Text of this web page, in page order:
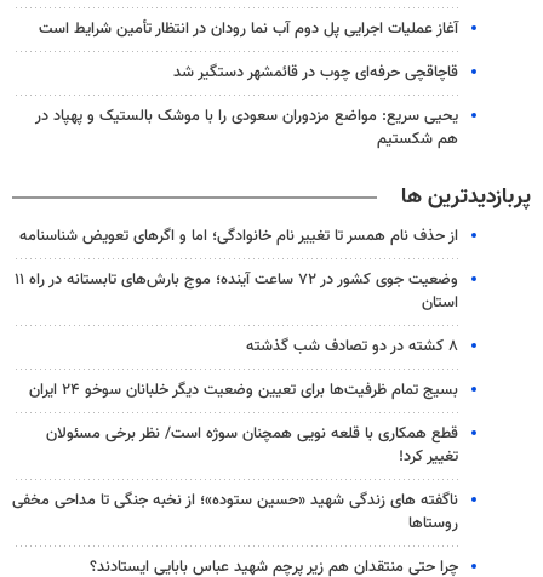
آغاز عملیات اجرایی پل دوم آب نما رودان در انتظار تأمین شرایط است
قاچاقچی حرفه‌ای چوب در قائمشهر دستگیر شد
یحیی سریع: مواضع مزدوران سعودی را با موشک بالستیک و پهپاد در
هم شکستیم
پربازدیدترین ها
از حذف نام همسر تا تغییر نام خانوادگی؛ اما و اگرهای تعویض شناسنامه
وضعیت جوی کشور در ۷۲ ساعت آینده؛ موج بارش‌های تابستانه در راه ۱۱
استان
۸ کشته در دو تصادف شب گذشته
بسیج تمام ظرفیت‌ها برای تعیین وضعیت دیگر خلبانان سوخو ۲۴ ایران
قطع همکاری با قلعه نویی همچنان سوژه است/ نظر برخی مسئولان
تغییر کرد!
ناگفته های زندگی شهید «حسین ستوده»؛ از نخبه جنگی تا مداحی مخفی
روستاها
چرا حتی منتقدان هم زیر پرچم شهید عباس بابایی ایستادند؟